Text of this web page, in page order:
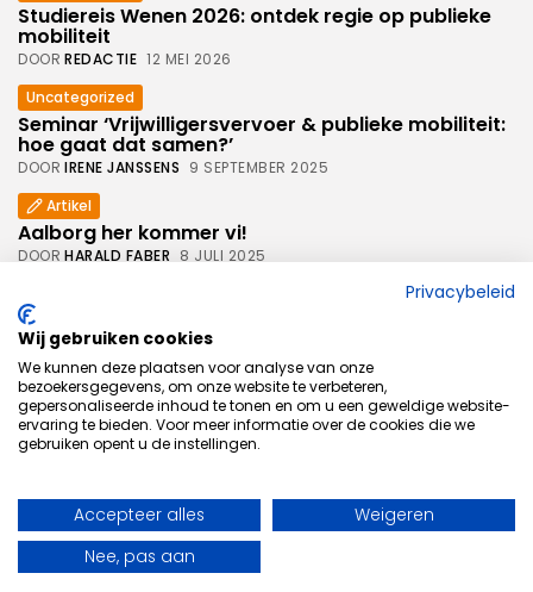
Studiereis Wenen 2026: ontdek regie op publieke
mobiliteit
DOOR REDACTIE 12 MEI 2026
Uncategorized
Seminar ‘Vrijwilligersvervoer & publieke mobiliteit:
hoe gaat dat samen?’
DOOR IRENE JANSSENS 9 SEPTEMBER 2025
Artikel
Aalborg her kommer vi!
DOOR HARALD FABER 8 JULI 2025
Iedereen moet mee kunnen doen: mobiliteit zonder
drempels
DOOR BABET HENDRIKS 8 JULI 2025
Privacybeleid
5211 AP
‘s-Hertogenbosch
Privacybeleid
Wij gebruiken cookies
We kunnen deze plaatsen voor analyse van onze
bezoekersgegevens, om onze website te verbeteren,
gepersonaliseerde inhoud te tonen en om u een geweldige website-
ervaring te bieden. Voor meer informatie over de cookies die we
gebruiken opent u de instellingen.
Accepteer alles
Weigeren
Nee, pas aan